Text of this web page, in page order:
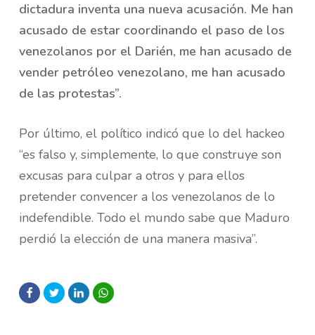
dictadura inventa una nueva acusación. Me han
acusado de estar coordinando el paso de los
venezolanos por el Darién, me han acusado de
vender petróleo venezolano, me han acusado
de las protestas”.
Por último, el político indicó que lo del hackeo
“es falso y, simplemente, lo que construye son
excusas para culpar a otros y para ellos
pretender convencer a los venezolanos de lo
indefendible. Todo el mundo sabe que Maduro
perdió la elección de una manera masiva”.